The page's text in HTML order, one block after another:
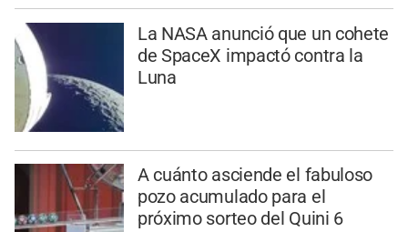
La NASA anunció que un cohete
de SpaceX impactó contra la
Luna
A cuánto asciende el fabuloso
pozo acumulado para el
próximo sorteo del Quini 6